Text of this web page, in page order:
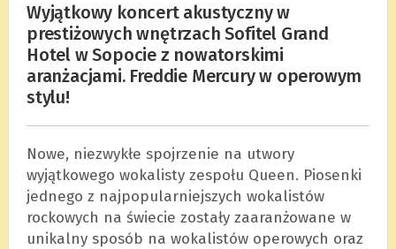
Wyjątkowy koncert akustyczny w
prestiżowych wnętrzach Sofitel Grand
Hotel w Sopocie z nowatorskimi
aranżacjami. Freddie Mercury w operowym
stylu!
Nowe, niezwykłe spojrzenie na utwory
wyjątkowego wokalisty zespołu Queen. Piosenki
jednego z najpopularniejszych wokalistów
rockowych na świecie zostały zaaranżowane w
unikalny sposób na wokalistów operowych oraz